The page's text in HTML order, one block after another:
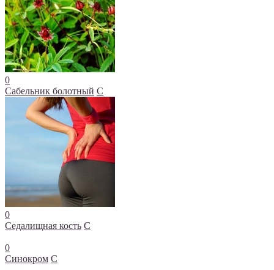
0
Сабельник болотный С
0
Седалищная кость С
0
Синокром С